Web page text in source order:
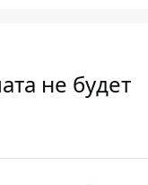
не будет